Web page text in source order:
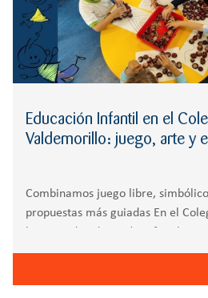
Educación Infantil en el
Valdemorillo: juego, arte y
Combinamos juego libre,
propuestas más guiadas En el
para explorar, experimentar y
cotidiano. Nuestro enfoque se